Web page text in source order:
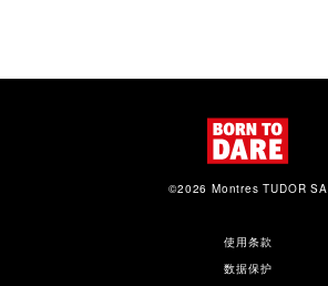
使用条款
数据保护
©2026 Montres TUDOR SA